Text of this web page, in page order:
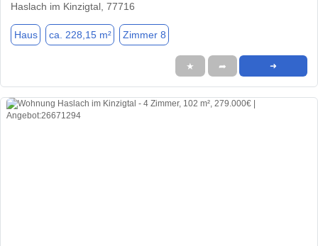
Haslach im Kinzigtal, 77716
Haus ca. 228,15 m² Zimmer 8
★ ➦ ➜